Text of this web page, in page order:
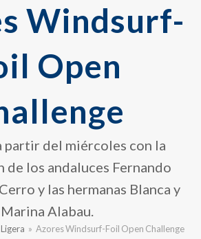
Windsurf-
Open
partir del miércoles con la
de los andaluces Fernando
y las hermanas Blanca y
Marina Alabau.
» Azores Windsurf-Foil Open Challenge